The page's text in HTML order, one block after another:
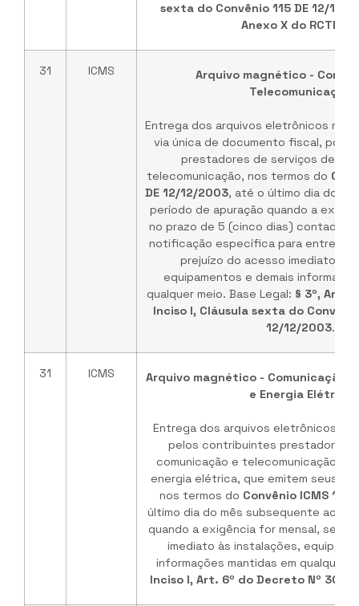
sexta do Convênio 115 DE 12/12/
Anexo X do RCTE/GO
31 ICMS
Arquivo magnético -
Telecomunicação
Entrega dos arquivos eletrônicos
via única de documento fiscal, por
prestadores de serviços de
telecomunicação, nos termos do
DE 12/12/2003, até o último dia do
período de apuração quando a
no prazo de 5 (cinco dias) contado
notificação específica para entrega
prejuízo do acesso imediato às
equipamentos e demais
qualquer meio. Base Legal: § 3º, Art.
Inciso I, Cláusula sexta do Convênio
12/12/2003.
31 ICMS
Arquivo magnético - Comunicação,
e Energia Elétrica
Entrega dos arquivos eletrônicos de
pelos contribuintes prestadores
comunicação e telecomunicação e
energia elétrica, que emitem seus
nos termos do Convênio ICMS
último dia do mês subsequente ao
quando a exigência for mensal, sem
imediato às instalações,
informações mantidas em qualquer
Inciso I, Art. 6º do Decreto Nº